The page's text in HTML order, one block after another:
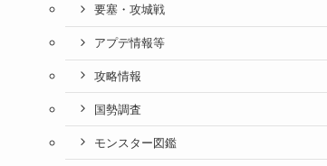
要塞・攻城戦
アプデ情報等
攻略情報
国勢調査
モンスター図鑑